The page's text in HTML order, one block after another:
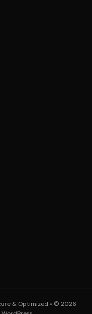
& Optimized • © 2026